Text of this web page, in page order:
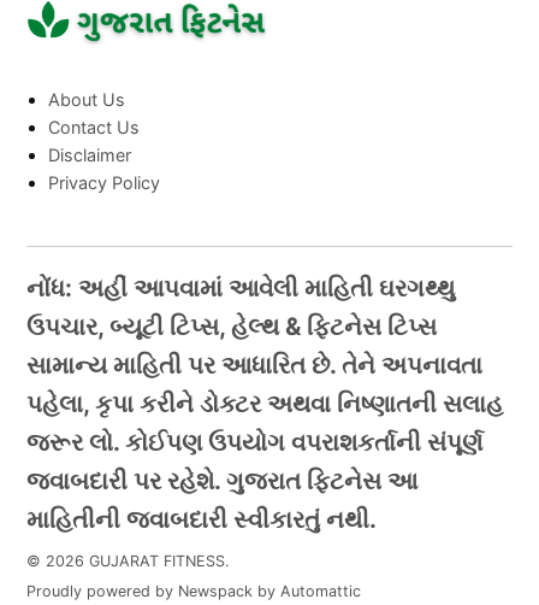
About Us
Contact Us
Disclaimer
Privacy Policy
નોંધ: અહીં આપવામાં આવેલી માહિતી ઘરગથ્થુ
ઉપચાર, બ્યૂટી ટિપ્સ, હેલ્થ & ફિટનેસ ટિપ્સ
સામાન્ય માહિતી પર આધારિત છે. તેને અપનાવતા
પહેલા, કૃપા કરીને ડોક્ટર અથવા નિષ્ણાતની સલાહ
જરૂર લો. કોઈપણ ઉપયોગ વપરાશકર્તાની સંપૂર્ણ
જવાબદારી પર રહેશે. ગુજરાત ફિટનેસ આ
માહિતીની જવાબદારી સ્વીકારતું નથી.
© 2026 GUJARAT FITNESS.
Proudly powered by Newspack by Automattic